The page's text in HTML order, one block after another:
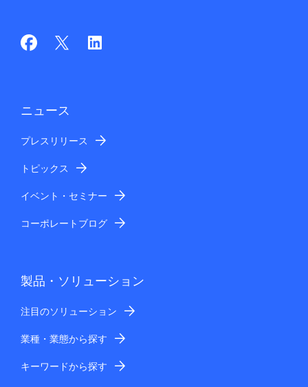
ニュース
プレスリリース
トピックス
イベント・セミナー
コーポレートブログ
製品・ソリューション
注目のソリューション
業種・業態から探す
キーワードから探す